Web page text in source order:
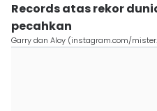
Records atas rekor
pecahkan
Garry dan Aloy (instagram.com/